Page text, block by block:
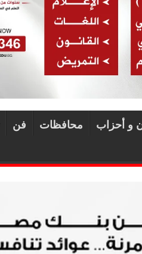
و أحزاب محافظات فن